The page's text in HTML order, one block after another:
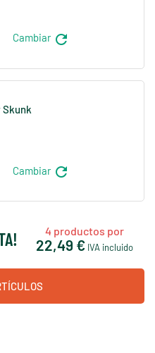
Cambiar refresh
Skunk
Cambiar refresh
4 productos por
22,49 € IVA incluido